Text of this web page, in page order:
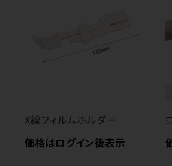
X線フィルムホルダー
価格はログイン後表示